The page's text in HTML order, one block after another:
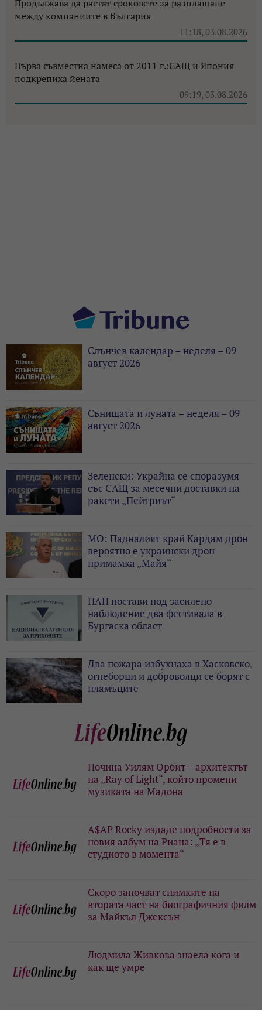
Продължава да растат сроковете за разплащане
между компаниите в България
11:18, 03.08.2026
Първа съвместна намеса от 2011 г.:САЩ и Япония
подкрепиха йената
09:19, 03.08.2026
Слънчев календар – неделя – 09
август 2026
Сънищата и луната – неделя – 09
август 2026
Зеленски: Украйна се споразумя
със САЩ за месечни доставки на
ракети „Пейтриът“
МО: Падналият край Кардам дрон
вероятно е украински дрон-
примамка „Майя“
НАП постави под засилено
наблюдение два фестивала в
Бургаска област
Два пожара избухнаха в Хасковско,
огнеборци и доброволци се борят с
пламъците
Почина Уилям Орбит – архитектът
на „Ray of Light“, който промени
музиката на Мадона
A$AP Rocky издаде подробности за
новия албум на Риана: „Тя е в
студиото в момента“
Скоро започват снимките на
втората част на биографичния филм
за Майкъл Джексън
Людмила Живкова знаела кога и
как ще умре